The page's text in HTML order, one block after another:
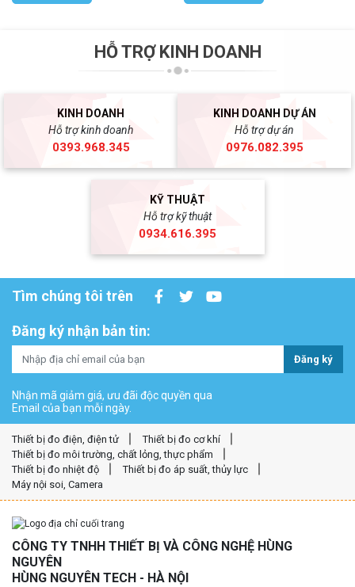
HỖ TRỢ KINH DOANH
KINH DOANH
Hỗ trợ kinh doanh
0393.968.345
KINH DOANH DỰ ÁN
Hỗ trợ dự án
0976.082.395
KỸ THUẬT
Hỗ trợ kỹ thuật
0934.616.395
Tìm chúng tôi trên
Đăng ký nhận bản tin:
Đăng ký
Nhận mã giảm giá, ưu đãi độc quyền qua
Email của bạn mỗi ngày.
Thiết bị đo điện, điện tử
Thiết bị đo cơ khí
Thiết bị đo môi trường, chất lỏng, thực phẩm
Thiết bị đo nhiệt độ
Thiết bị đo áp suất, thủy lực
Máy nội soi, Camera
CÔNG TY TNHH THIẾT BỊ VÀ CÔNG NGHỆ HÙNG
NGUYÊN
HÙNG NGUYÊN TECH - HÀ NỘI